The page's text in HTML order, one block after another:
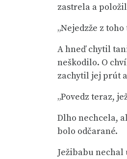
zastrela a
„Nejedzže z
A hneď chytil
neškodilo. O
zachytil jej prút
„Povedz teraz,
Dlho nechcela,
bolo odčarané.
Ježibabu